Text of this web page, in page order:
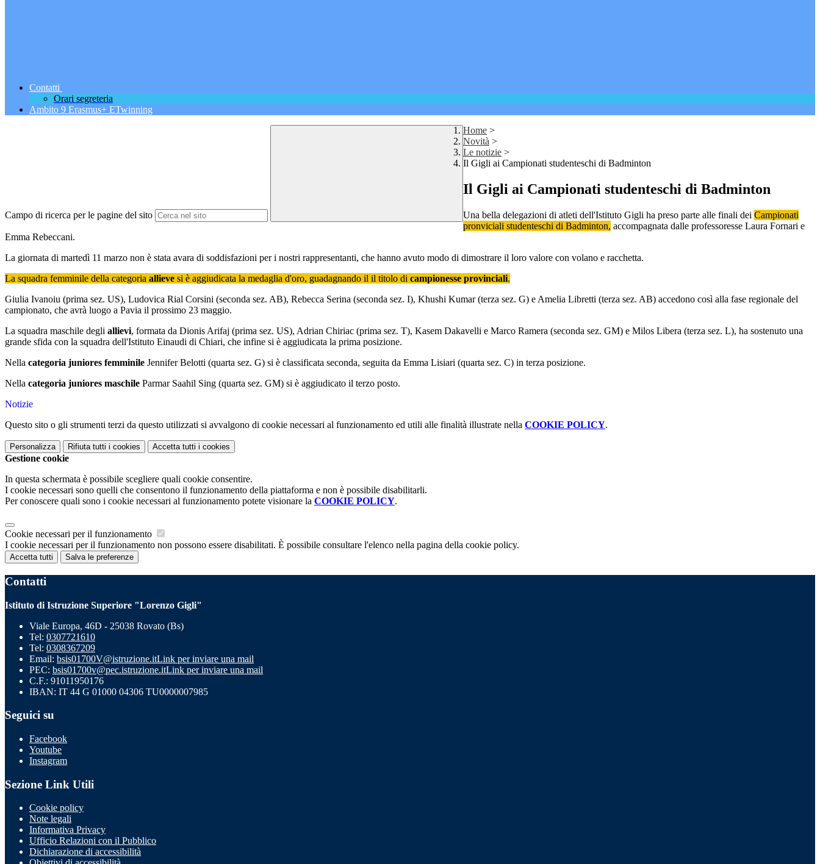
Contatti
Orari segreteria
Ambito 9 Erasmus+ ETwinning
Campo di ricerca per le pagine del sito
Home >
Novità >
Le notizie >
Il Gigli ai Campionati studenteschi di Badminton
Il Gigli ai Campionati studenteschi di Badminton
Una bella delegazioni di atleti dell'Istituto Gigli ha preso parte alle finali dei Campionati
pronviciali studenteschi di Badminton, accompagnata dalle professoresse Laura Fornari e
Emma Rebeccani.
La giornata di martedì 11 marzo non è stata avara di soddisfazioni per i nostri rappresentanti, che hanno avuto modo di dimostrare il loro valore con volano e racchetta.
La squadra femminile della categoria allieve si è aggiudicata la medaglia d'oro, guadagnando il il titolo di campionesse provinciali.
Giulia Ivanoiu (prima sez. US), Ludovica Rial Corsini (seconda sez. AB), Rebecca Serina (seconda sez. I), Khushi Kumar (terza sez. G) e Amelia Libretti (terza sez. AB) accedono così alla fase regionale del
campionato, che avrà luogo a Pavia il prossimo 23 maggio.
La squadra maschile degli allievi, formata da Dionis Arifaj (prima sez. US), Adrian Chiriac (prima sez. T), Kasem Dakavelli e Marco Ramera (seconda sez. GM) e Milos Libera (terza sez. L), ha sostenuto una
grande sfida con la squadra dell'Istituto Einaudi di Chiari, che infine si è aggiudicata la prima posizione.
Nella categoria juniores femminile Jennifer Belotti (quarta sez. G) si è classificata seconda, seguita da Emma Lisiari (quarta sez. C) in terza posizione.
Nella categoria juniores maschile Parmar Saahil Sing (quarta sez. GM) si è aggiudicato il terzo posto.
Notizie
Questo sito o gli strumenti terzi da questo utilizzati si avvalgono di cookie necessari al funzionamento ed utili alle finalità illustrate nella COOKIE POLICY.
Personalizza Rifiuta tutti i cookies Accetta tutti i cookies
Gestione cookie
In questa schermata è possibile scegliere quali cookie consentire.
I cookie necessari sono quelli che consentono il funzionamento della piattaforma e non è possibile disabilitarli.
Per conoscere quali sono i cookie necessari al funzionamento potete visionare la COOKIE POLICY.
Cookie necessari per il funzionamento
I cookie necessari per il funzionamento non possono essere disabilitati. È possibile consultare l'elenco nella pagina della cookie policy.
Accetta tutti Salva le preferenze
Contatti
Istituto di Istruzione Superiore "Lorenzo Gigli"
Viale Europa, 46D - 25038 Rovato (Bs)
Tel: 0307721610
Tel: 0308367209
Email: bsis01700V@istruzione.itLink per inviare una mail
PEC: bsis01700v@pec.istruzione.itLink per inviare una mail
C.F.: 91011950176
IBAN: IT 44 G 01000 04306 TU0000007985
Seguici su
Facebook
Youtube
Instagram
Sezione Link Utili
Cookie policy
Note legali
Informativa Privacy
Ufficio Relazioni con il Pubblico
Dichiarazione di accessibilità